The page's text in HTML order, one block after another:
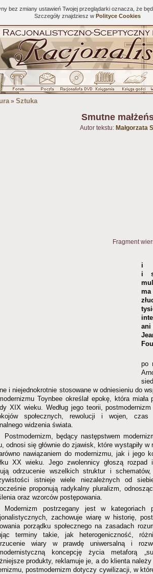
bez zmiany ustawień Twojej przeglądarki oznacza, że
Szczegóły znajdziesz w Polityce Cookies
» Sztuka
Smutne
Autor tekstu: Małgorzata
Fragment
i
i
ani
po
i niejednokrotnie stosowane w odniesieniu do
Toynbee określał epokę, która
XIX wieku. Według jego teorii,
społecznych, rewolucji i wojen,
widzenia świata.
Postmodernizm, będący następstwem
odnosi się głównie do zjawisk, które wystąpiły
nawiązaniem do modernizmu, jak i jego
XX wieku. Jego zwolennicy głoszą
odrzucenie wszelkich struktur i
istnieje wiele niezależnych od
proponują radykalny pluralizm,
oraz wzorców postępowania.
Modernizm postrzegany jest w kategoriach
zachowuje wiarę w historię,
porządku społecznego na zasadach
terminy takie, jak heterogeniczność,
wiary w prawdę uniwersalną i
koncepcję życia metaforą
produkty, reklamuje je, a do klienta
postmodernizm dotyczy cywilizacji, w